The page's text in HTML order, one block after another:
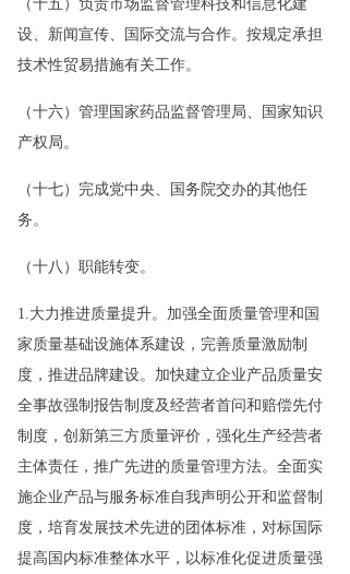
（十五）负责市场监督管理科技和信息化建
设、新闻宣传、国际交流与合作。按规定承担
技术性贸易措施有关工作。
（十六）管理国家药品监督管理局、国家知识
产权局。
（十七）完成党中央、国务院交办的其他任
务。
（十八）职能转变。
1.大力推进质量提升。加强全面质量管理和国
家质量基础设施体系建设，完善质量激励制
度，推进品牌建设。加快建立企业产品质量安
全事故强制报告制度及经营者首问和赔偿先付
制度，创新第三方质量评价，强化生产经营者
主体责任，推广先进的质量管理方法。全面实
施企业产品与服务标准自我声明公开和监督制
度，培育发展技术先进的团体标准，对标国际
提高国内标准整体水平，以标准化促进质量强